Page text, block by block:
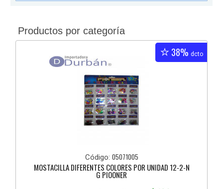
Productos por categoría
38% dcto
Código: 05071005
MOSTACILLA DIFERENTES COLORES POR UNIDAD 12-2-N
G PIOONER